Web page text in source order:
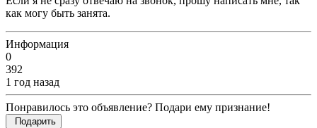
как могу быть занята.
Информация
0
392
1 год назад
Понравилось это объявление? Подари ему признание!
Подарить